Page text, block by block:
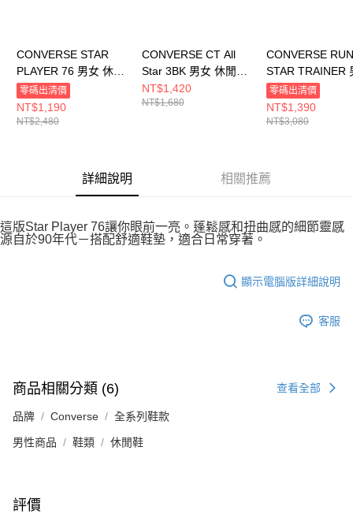
CONVERSE STAR
PLAYER 76 男女 休閒
鞋 A12592C
零碼出清價
NT$1,190
NT$2,480
CONVERSE CT All
Star 3BK 男女 休閒鞋
M5039C
NT$1,420
NT$1,680
CONVERSE RUN
STAR TRAINER
休閒鞋 A11505C
零碼出清價
NT$1,390
NT$3,080
詳細說明 相關推薦
這版Star Player 76讓你眼前一亮。蓬鬆感和扭曲感的細節靈感
源自於90年代－搭配舒適鞋墊，適合日常穿著。
顯示電腦版詳細說明
客服
商品相關分類 (6) 查看全部
品牌 Converse 全系列鞋款
男性商品 鞋類 休閒鞋
評價